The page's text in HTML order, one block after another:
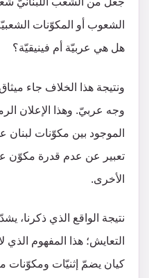
الشعوب أو المكوّنات
هل هي عربيّة أم فينيقيّة؟
وجه عربيّ. وهذا الإعلان
الموجود بين مكوّنات لبنان
تعبير عن عدم قدرة مكوّن
الأخرى.
نتيجة الواقع الذي ذكرنا،
التعايش؛ هذا المفهوم
كيان يضمّ إثنيّات ومكوّنات